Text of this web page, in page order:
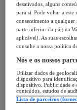
desativados, alguns
para si. Pode voltar a este
consentimento a
parte inferior da página
aplicável). As suas
consulte a nossa política
Nós e os nossos
Utilizar dados de
dispositivo para
dispositivo. Publicidade e
conteúdos, estudos de
Lista de parceiros